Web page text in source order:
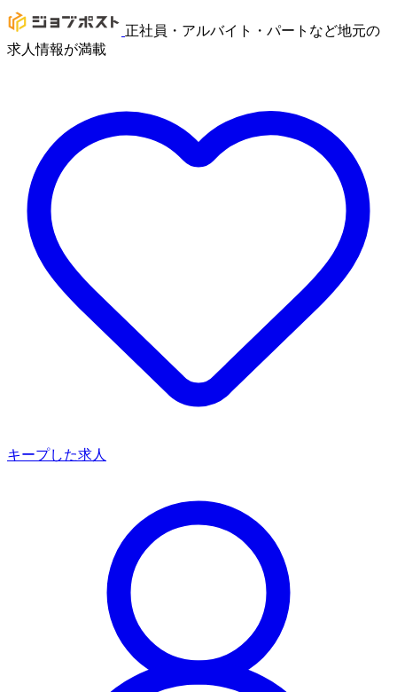
正社員・アルバイト・パートなど地元の
求人情報が満載
キープした求人